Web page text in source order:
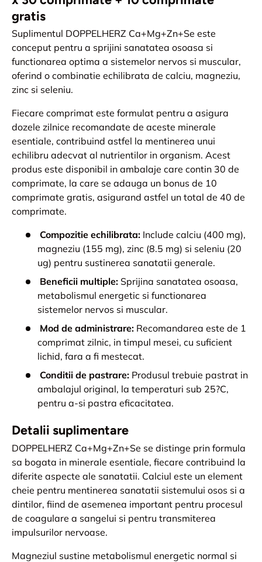
gratis
Suplimentul DOPPELHERZ Ca+Mg+Zn+Se este
conceput pentru a sprijini sanatatea osoasa si
functionarea optima a sistemelor nervos si muscular,
oferind o combinatie echilibrata de calciu, magneziu,
zinc si seleniu.
Fiecare comprimat este formulat pentru a asigura
dozele zilnice recomandate de aceste minerale
esentiale, contribuind astfel la mentinerea unui
echilibru adecvat al nutrientilor in organism. Acest
produs este disponibil in ambalaje care contin 30 de
comprimate, la care se adauga un bonus de 10
comprimate gratis, asigurand astfel un total de 40 de
comprimate.
Compozitie echilibrata: Include calciu (400 mg),
magneziu (155 mg), zinc (8.5 mg) si seleniu (20
ug) pentru sustinerea sanatatii generale.
Beneficii multiple: Sprijina sanatatea osoasa,
metabolismul energetic si functionarea
sistemelor nervos si muscular.
Mod de administrare: Recomandarea este de 1
comprimat zilnic, in timpul mesei, cu suficient
lichid, fara a fi mestecat.
Conditii de pastrare: Produsul trebuie pastrat in
ambalajul original, la temperaturi sub 25?C,
pentru a-si pastra eficacitatea.
Detalii suplimentare
DOPPELHERZ Ca+Mg+Zn+Se se distinge prin formula
sa bogata in minerale esentiale, fiecare contribuind la
diferite aspecte ale sanatatii. Calciul este un element
cheie pentru mentinerea sanatatii sistemului osos si a
dintilor, fiind de asemenea important pentru procesul
de coagulare a sangelui si pentru transmiterea
impulsurilor nervoase.
Magneziul sustine metabolismul energetic normal si